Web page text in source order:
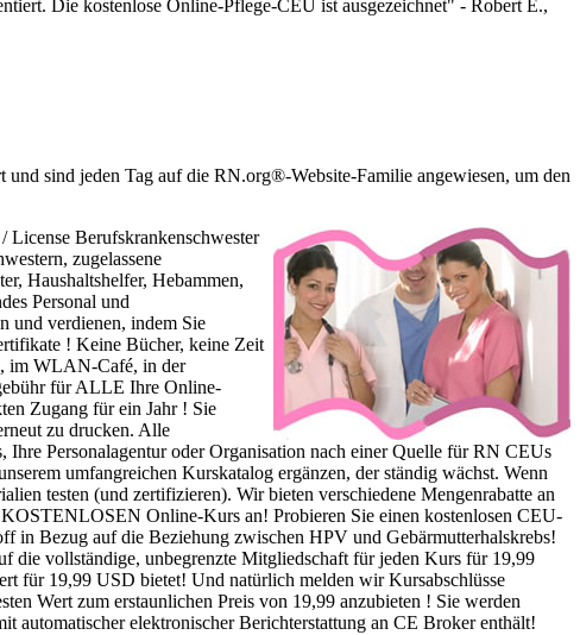
Die kostenlose Online-Pflege-CEU ist ausgezeichnet" - Robert E.,
sind jeden Tag auf die RN.org®-Website-Familie angewiesen, um den
License Berufskrankenschwester
zugelassene
Haushaltshelfer, Hebammen,
Personal und
und verdienen, indem Sie
! Keine Bücher, keine Zeit
im WLAN-Café, in der
für ALLE Ihre Online-
Zugang für ein Jahr ! Sie
zu drucken. Alle
Personalagentur oder Organisation nach einer Quelle für RN CEUs
umfangreichen Kurskatalog ergänzen, der ständig wächst. Wenn
testen (und zertifizieren). Wir bieten verschiedene Mengenrabatte an
Online-Kurs an! Probieren Sie einen kostenlosen CEU-
in Bezug auf die Beziehung zwischen HPV und Gebärmutterhalskrebs!
die vollständige, unbegrenzte Mitgliedschaft für jeden Kurs für 19,99
für 19,99 USD bietet! Und natürlich melden wir Kursabschlüsse
Wert zum erstaunlichen Preis von 19,99 anzubieten ! Sie werden
automatischer elektronischer Berichterstattung an CE Broker enthält!